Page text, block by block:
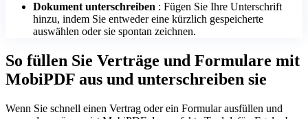
Dokument unterschreiben : Fügen Sie Ihre Unterschrift
hinzu, indem Sie entweder eine kürzlich gespeicherte
auswählen oder sie spontan zeichnen.
So füllen Sie Verträge und Formulare mit
MobiPDF aus und unterschreiben sie
Wenn Sie schnell einen Vertrag oder ein Formular ausfüllen und